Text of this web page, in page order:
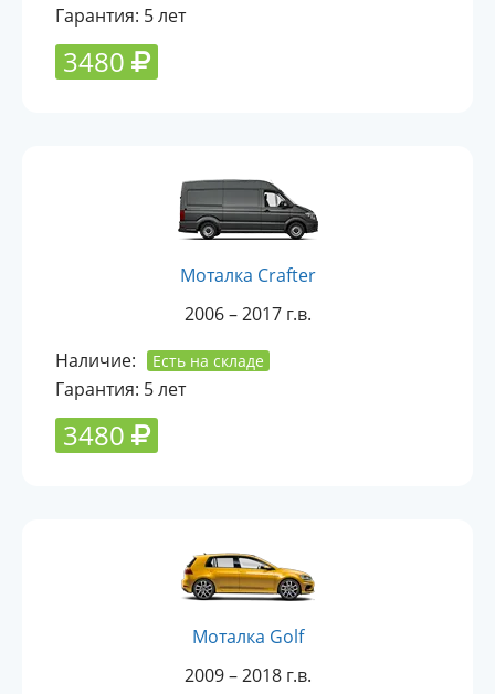
Гарантия: 5 лет
3480
Моталка Crafter
2006 – 2017 г.в.
Наличие:
Есть на складе
Гарантия: 5 лет
3480
Моталка Golf
2009 – 2018 г.в.